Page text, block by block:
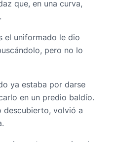
que, en una curva,
el uniformado le dio
pero no lo
ya estaba por darse
en un predio baldío.
descubierto, volvió a